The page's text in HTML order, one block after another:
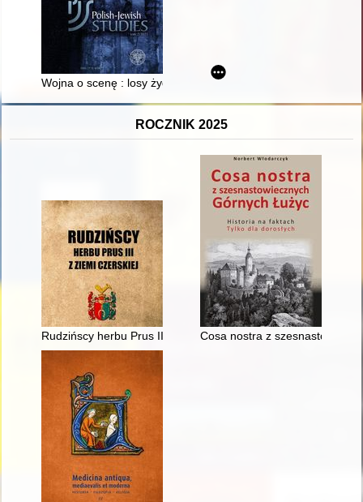
Wojna o scenę : losy żydowskiego teatru we Wrocławiu w
ROCZNIK 2025
Rudzińscy herbu Prus III z ziemi ciechanowskiej w
Cosa nostra z